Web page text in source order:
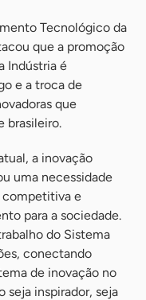
Tecnológico da
que a promoção
Indústria é
e a troca de
que
brasileiro.
a inovação
uma necessidade
competitiva e
para a sociedade.
do Sistema
conectando
de inovação no
seja inspirador, seja